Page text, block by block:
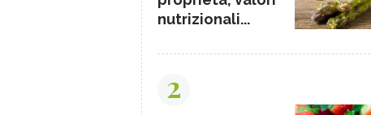
nutrizionali...
2